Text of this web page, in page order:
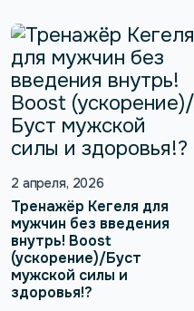
кровообращение, повысить
потенцию и предотвратить
неприятные заболевания. Но
не всем комфортно
обращаться за такой
процедурой к врачу, да и
самостоятельное
выполнение может быть
неудобным.
2 апреля, 2026
Тренажёр Кегеля для
мужчин без введения
внутрь! Boost
(ускорение)/Буст
мужской силы и
здоровья!?